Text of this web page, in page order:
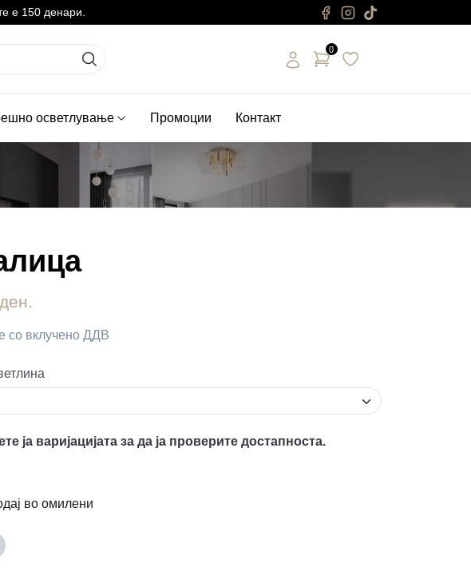
е 150 денари.
0
осветлување Промоции Контакт
со вклучено ДДВ
ја варијацијата за да ја проверите достапноста.
во омилени